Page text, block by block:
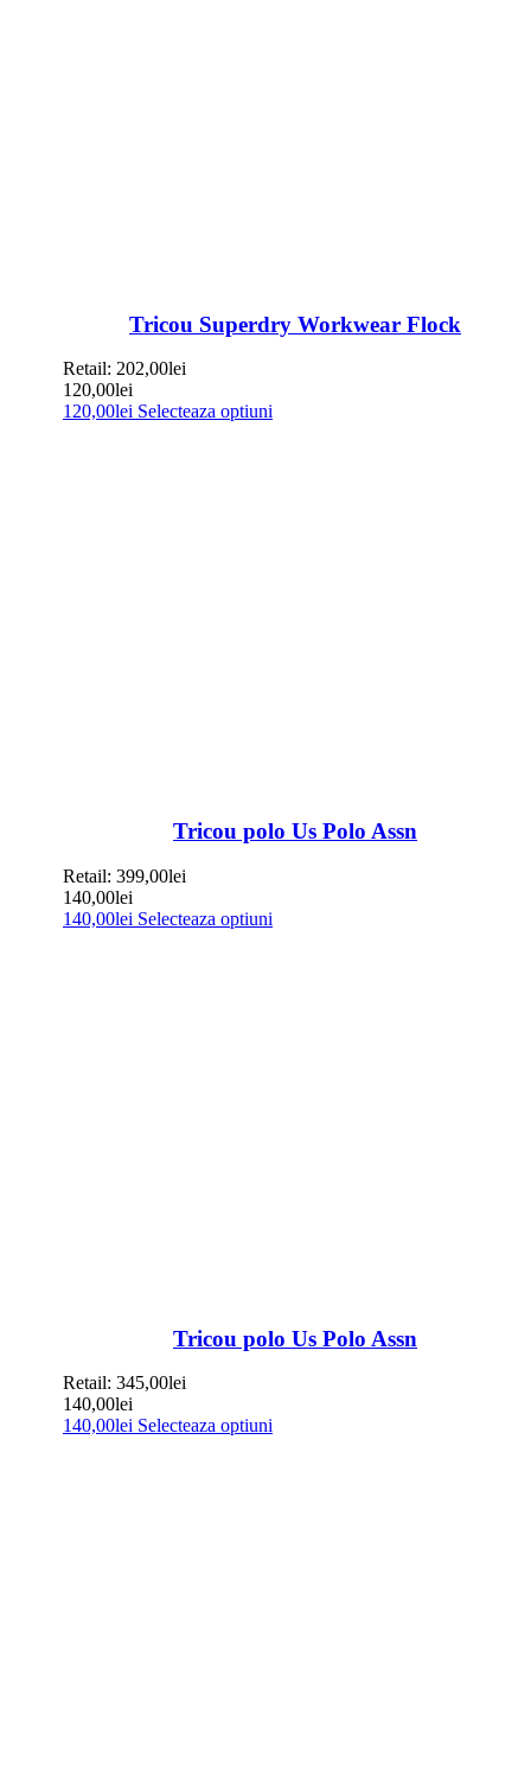
Tricou Superdry Workwear Flock
Retail: 202,00lei
120,00lei
120,00lei Selecteaza optiuni
Tricou polo Us Polo Assn
Retail: 399,00lei
140,00lei
140,00lei Selecteaza optiuni
Tricou polo Us Polo Assn
Retail: 345,00lei
140,00lei
140,00lei Selecteaza optiuni